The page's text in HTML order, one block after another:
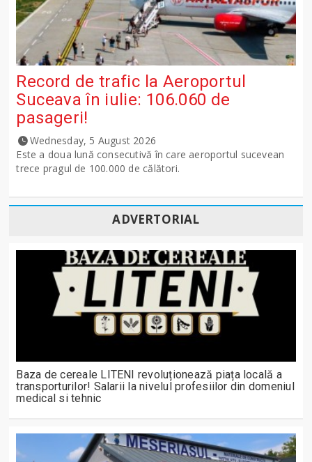
Record de trafic la Aeroportul
Suceava în iulie: 106.060 de
pasageri!
Wednesday, 5 August 2026
Este a doua lună consecutivă în care aeroportul sucevean
trece pragul de 100.000 de călători.
ADVERTORIAL
Baza de cereale LITENI revoluționează piața locală a
transporturilor! Salarii la nivelul profesiilor din domeniul
medical si tehnic